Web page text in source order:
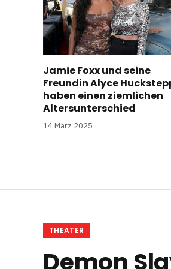
Jamie Foxx und seine
Freundin Alyce
haben einen ziemlichen
Altersunterschied
14 März 2025
THEATER
Demon